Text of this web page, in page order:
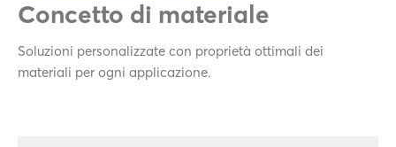
Concetto di materiale
Soluzioni personalizzate con proprietà ottimali dei
materiali per ogni applicazione.